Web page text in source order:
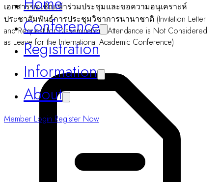
Home
Conference
Registration
Information
About
เอกสารขอเชิญเข้าร่วมประชุมและขอความอนุเคราะห์
ประชาสัมพันธ์การประชุมวิชาการนานาชาติ (Invitation Letter
and Request for Dissemination: Attendance is Not Considered
as Leave for the International Academic Conference)